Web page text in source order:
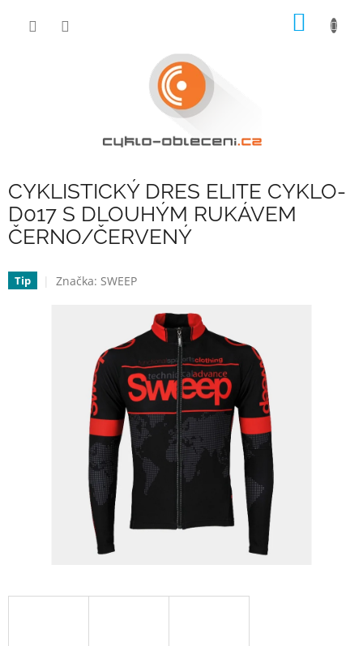
CYKLISTICKÝ DRES ELITE CYKLO-
D017 S DLOUHÝM RUKÁVEM
ČERNO/ČERVENÝ
Tip Značka: SWEEP